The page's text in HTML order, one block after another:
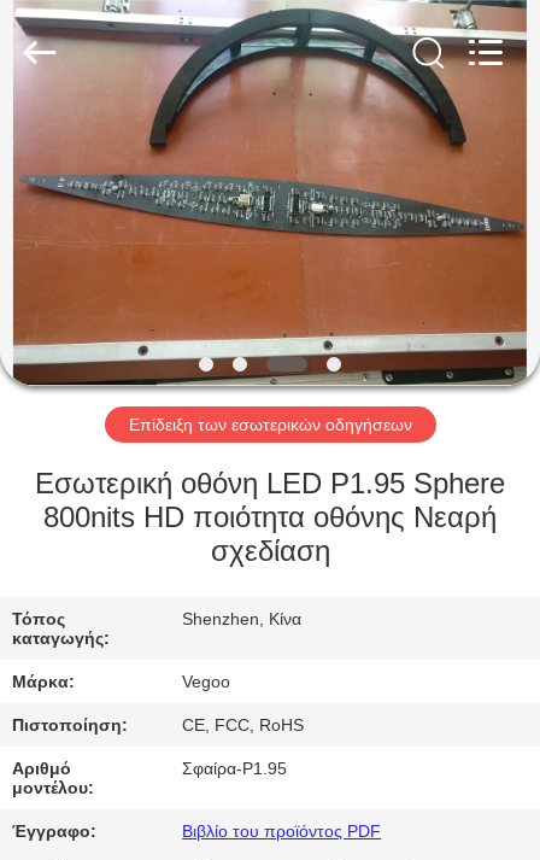
ΣΠΊΤΙ
ΠΡΟΪΌΝΤΑ
ΣΧΕΤΙΚΆ
ΜΕ
ΕΠΙΣΚΕΨΉ
ΕΡΓΟΣΤΑΣΊΟΥ
ΈΛΕΓΧΟΣ
ΠΟΙΌΤΗΤΑΣ
ΕΠΙΚΟΙΝΩΝΉΣΤΕ
ΜΑΖΊ
ΜΑΣ
Weigu
Electronic
Technology
Επίδειξη των εσωτερικών οδηγήσεων
Εσωτερική οθόνη LED P1.95 Sphere
800nits HD ποιότητα οθόνης Νεαρή
σχεδίαση
Τόπος
καταγωγής:
Shenzhen, Κίνα
Μάρκα: Vegoo
Πιστοποίηση: CE, FCC, RoHS
Αριθμό
μοντέλου:
Σφαίρα-P1.95
Έγγραφο: Βιβλίο του προϊόντος PDF